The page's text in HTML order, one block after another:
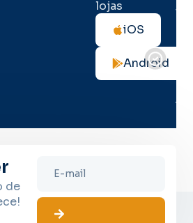
lojas
iOS
Android
no
de